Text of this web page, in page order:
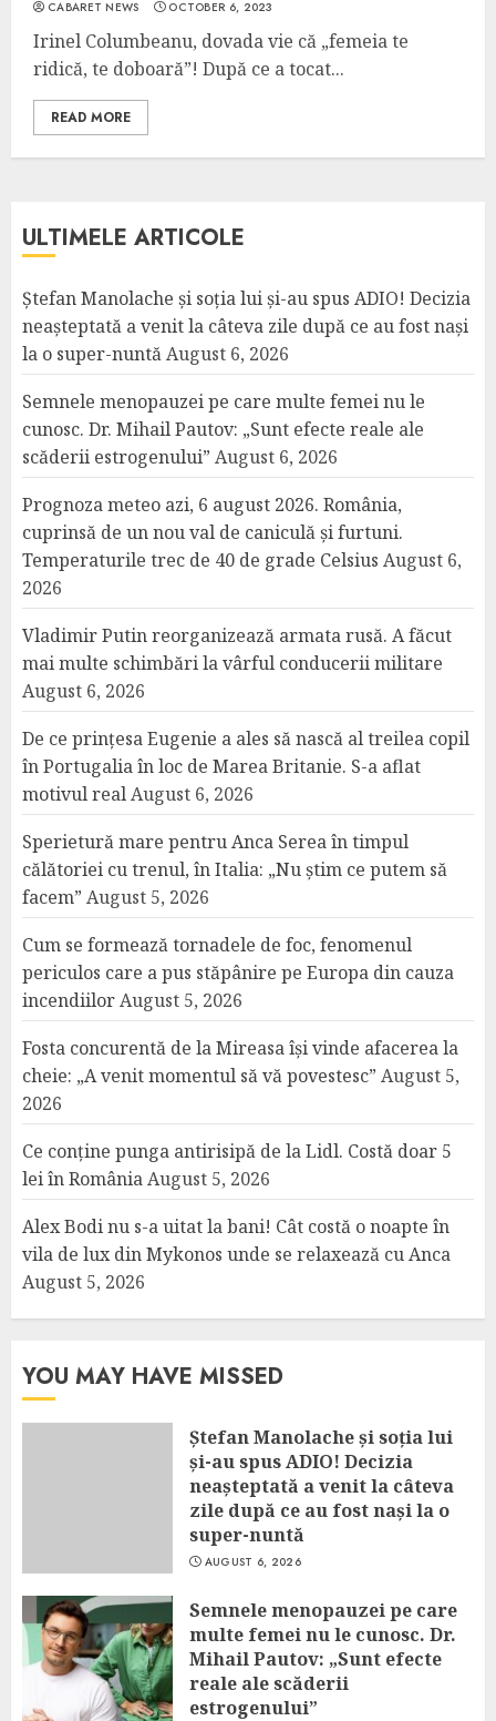
CABARET NEWS OCTOBER 6, 2023
Irinel Columbeanu, dovada vie că „femeia te
ridică, te doboară”! După ce a tocat...
READ MORE
ULTIMELE ARTICOLE
Ștefan Manolache și soția lui și-au spus ADIO! Decizia
neașteptată a venit la câteva zile după ce au fost nași
la o super-nuntăAugust 6, 2026
Semnele menopauzei pe care multe femei nu le
cunosc. Dr. Mihail Pautov: „Sunt efecte reale ale
scăderii estrogenului” August 6, 2026
Prognoza meteo azi, 6 august 2026. România,
cuprinsă de un nou val de caniculă și furtuni.
Temperaturile trec de 40 de grade Celsius August 6,
2026
Vladimir Putin reorganizează armata rusă. A făcut
mai multe schimbări la vârful conducerii militare
August 6, 2026
De ce prințesa Eugenie a ales să nască al treilea copil
în Portugalia în loc de Marea Britanie. S-a aflat
motivul realAugust 6, 2026
Sperietură mare pentru Anca Serea în timpul
călătoriei cu trenul, în Italia: „Nu știm ce putem să
facem” August 5, 2026
Cum se formează tornadele de foc, fenomenul
periculos care a pus stăpânire pe Europa din cauza
incendiilorAugust 5, 2026
Fosta concurentă de la Mireasa își vinde afacerea la
cheie: „A venit momentul să vă povestesc” August 5,
2026
Ce conține punga antirisipă de la Lidl. Costă doar 5
lei în RomâniaAugust 5, 2026
Alex Bodi nu s-a uitat la bani! Cât costă o noapte în
vila de lux din Mykonos unde se relaxează cu Anca
August 5, 2026
YOU MAY HAVE MISSED
Ștefan Manolache și soția lui
și-au spus ADIO! Decizia
neașteptată a venit la câteva
zile după ce au fost nași la o
super-nuntă
AUGUST 6, 2026
Semnele menopauzei pe care
multe femei nu le cunosc. Dr.
Mihail Pautov: „Sunt efecte
reale ale scăderii
estrogenului”